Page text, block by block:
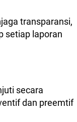
transparansi,
setiap laporan
secara
dan preemtif